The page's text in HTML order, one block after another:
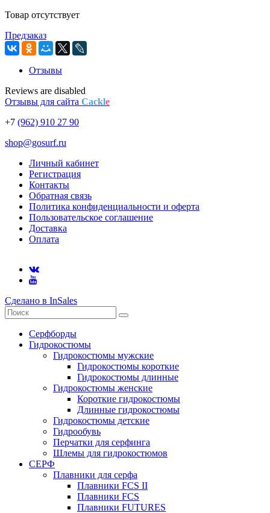
Товар отсутствует
Предзаказ
Отзывы
Reviews are disabled
Отзывы для сайта Cackle
+7 (962) 910 27 90
shop@gosurf.ru
Личный кабинет
Регистрация
Контакты
Обратная связь
Политика конфиденциальности и оферта
Пользовательское соглашение
Доставка
Оплата
Сделано в InSales
Серфборды
Гидрокостюмы
Гидрокостюмы мужские
Гидрокостюмы короткие
Гидрокостюмы длинные
Гидрокостюмы женские
Короткие гидрокостюмы
Длинные гидрокостюмы
Гидрокостюмы детские
Гидрообувь
Перчатки для серфинга
Шлемы для гидрокостюмов
СЕРФ
Плавники для серфа
Плавники FCS II
Плавники FCS
Плавники FUTURES